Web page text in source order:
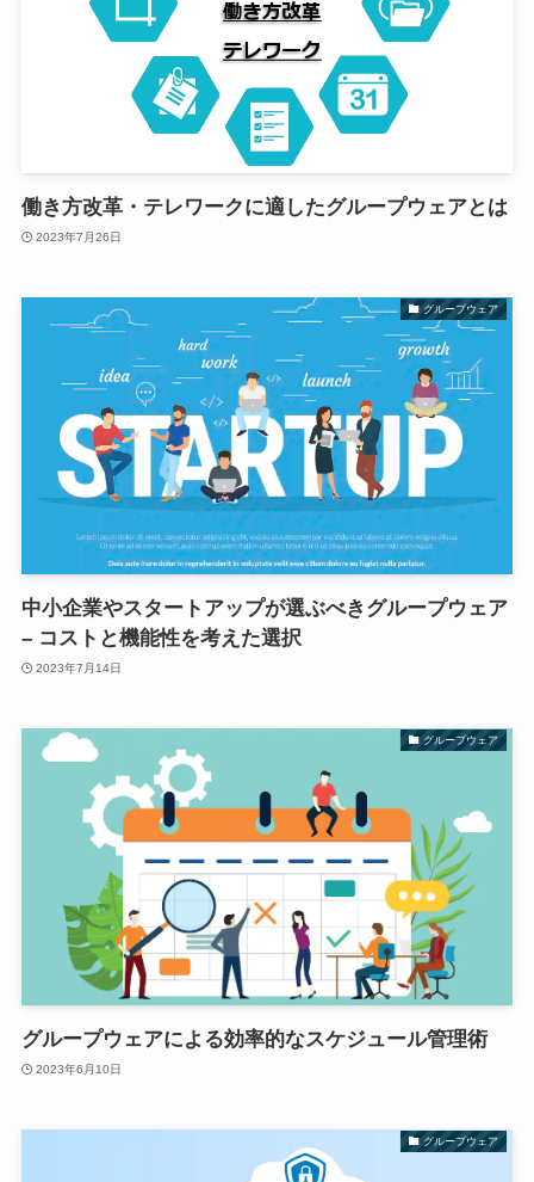
働き方改革・テレワークに適したグループウェアとは
2023年7月26日
グループウェア
中小企業やスタートアップが選ぶべきグループウェア
– コストと機能性を考えた選択
2023年7月14日
グループウェア
グループウェアによる効率的なスケジュール管理術
2023年6月10日
グループウェア